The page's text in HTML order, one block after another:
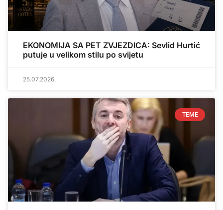
EKONOMIJA SA PET ZVJEZDICA: Sevlid Hurtić
putuje u velikom stilu po svijetu
25.07.2026.
TEME